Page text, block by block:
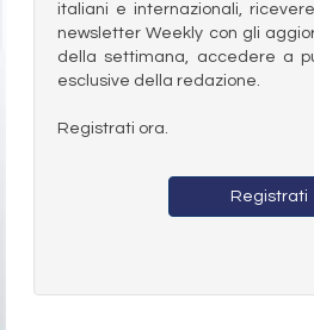
italiani e internazionali,
newsletter Weekly con gli
della settimana, accedere a
esclusive della redazione.
Registrati ora.
Registrati